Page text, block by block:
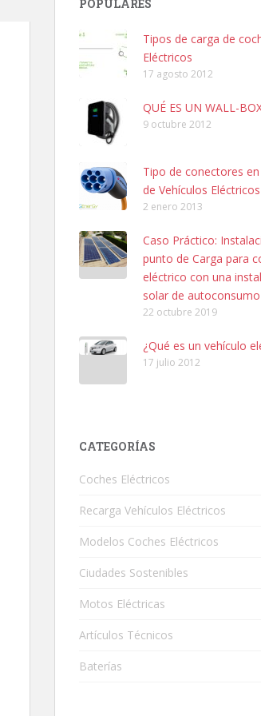
POPULARES
Tipos de carga de
Eléctricos
17 agosto 2012
QUÉ ES UN WALL-
9 octubre 2012
Tipo de conectores en
de Vehículos Eléctricos
2 enero 2013
Caso Práctico:
punto de Carga para
eléctrico con una
solar de autoconsumo
22 octubre 2019
¿Qué es un vehículo
17 julio 2012
CATEGORÍAS
Coches Eléctricos
Recarga Vehículos Eléctricos
Modelos Coches Eléctricos
Ciudades Sostenibles
Motos Eléctricas
Artículos Técnicos
Baterías